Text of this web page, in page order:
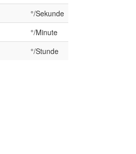
°/Sekunde
°/Minute
°/Stunde